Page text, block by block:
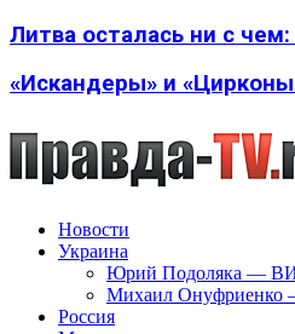
Литва осталась ни с
«Искандеры» и
Новости
Украина
Юрий Подоляка —
Михаил Онуфриенко
Россия